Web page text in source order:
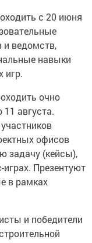
с 20 июня
ведомств,
навыки
игр.
очно
августа.
офисов
задачу (кейсы),
играх. Презентуют
в рамках
и победители